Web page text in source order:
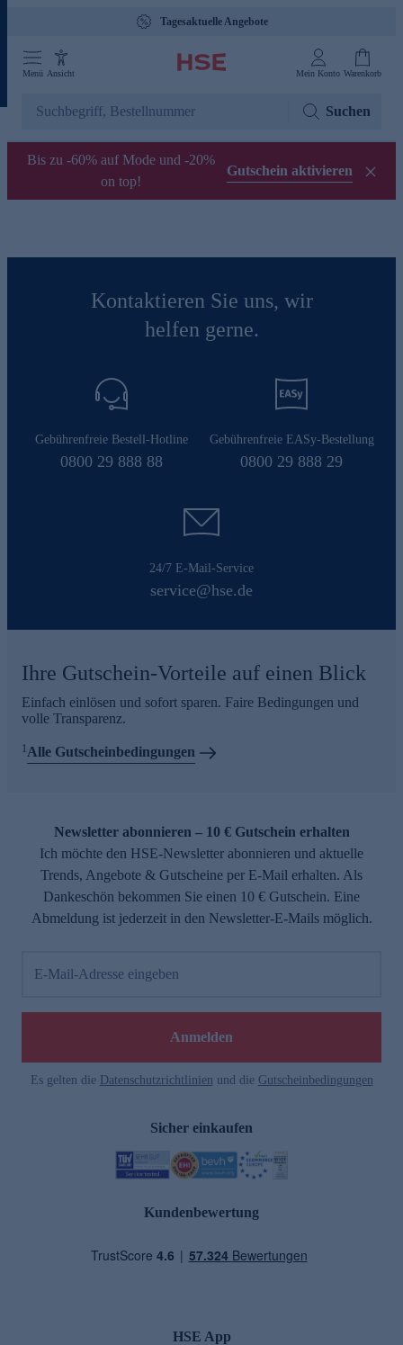
Tagesaktuelle Angebote
Menü Ansicht Mein Konto Warenkorb
Suchen
Bis zu -60% auf Mode und -20%
on top!
Gutschein aktivieren
Kontaktieren Sie uns, wir
helfen gerne.
Gebührenfreie Bestell-Hotline
0800 29 888 88
Gebührenfreie EASy-Bestellung
0800 29 888 29
24/7 E-Mail-Service
service@hse.de
Ihre Gutschein-Vorteile auf einen Blick
Einfach einlösen und sofort sparen. Faire Bedingungen und
volle Transparenz.
1Alle Gutscheinbedingungen
Newsletter abonnieren – 10 € Gutschein erhalten
Ich möchte den HSE-Newsletter abonnieren und aktuelle
Trends, Angebote & Gutscheine per E-Mail erhalten. Als
Dankeschön bekommen Sie einen 10 € Gutschein. Eine
Abmeldung ist jederzeit in den Newsletter-E-Mails möglich.
E-Mail-Adresse eingeben
Anmelden
Es gelten die Datenschutzrichtlinien und die Gutscheinbedingungen
Sicher einkaufen
Kundenbewertung
HSE App